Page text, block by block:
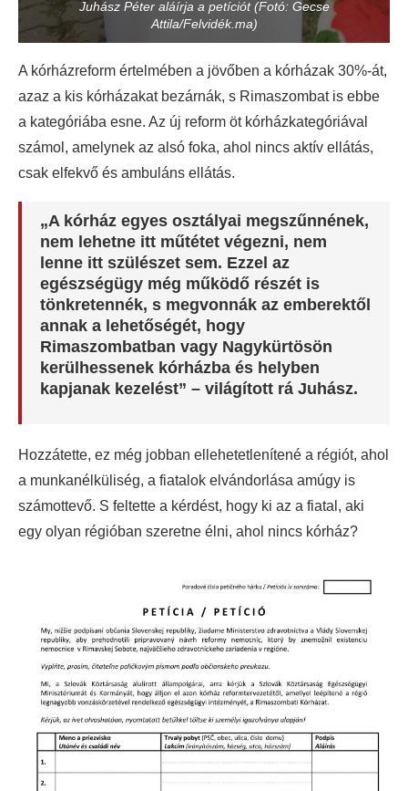
Juhász Péter aláírja a petíciót (Fotó: Gecse
Attila/Felvidék.ma)
A kórházreform értelmében a jövőben a kórházak 30%-át,
azaz a kis kórházakat bezárnák, s Rimaszombat is ebbe
a kategóriába esne. Az új reform öt kórházkategóriával
számol, amelynek az alsó foka, ahol nincs aktív ellátás,
csak elfekvő és ambuláns ellátás.
„A kórház egyes osztályai megszűnnének,
nem lehetne itt műtétet végezni, nem
lenne itt szülészet sem. Ezzel az
egészségügy még működő részét is
tönkretennék, s megvonnák az emberektől
annak a lehetőségét, hogy
Rimaszombatban vagy Nagykürtösön
kerülhessenek kórházba és helyben
kapjanak kezelést” – világított rá Juhász.
Hozzátette, ez még jobban ellehetetlenítené a régiót, ahol
a munkanélküliség, a fiatalok elvándorlása amúgy is
számottevő. S feltette a kérdést, hogy ki az a fiatal, aki
egy olyan régióban szeretne élni, ahol nincs kórház?